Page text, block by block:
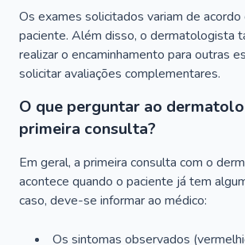
Os exames solicitados variam de acordo
paciente. Além disso, o dermatologista
realizar o encaminhamento para outras
solicitar avaliações complementares.
O que perguntar ao
primeira consulta?
Em geral, a primeira consulta com o
acontece quando o paciente já tem
caso, deve-se informar ao médico:
Os sintomas observados